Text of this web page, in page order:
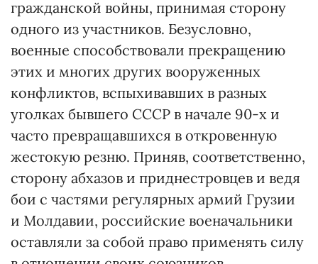
гражданской войны, принимая сто­рону
одного из участников. Безуслов­но,
военные способствовали прекращению
этих и многих других вооруженных
конфликтов, вспыхивавших в разных
уголках бывшего СССР в начале 90-х и
час­то превращавшихся в откровенную
жес­токую резню. Приняв, соответственно,
сторону абхазов и приднестровцев и ведя
бои с частями регулярных армий Грузии
и Молдавии, российские военачальники
оставляли за собой право применять силу